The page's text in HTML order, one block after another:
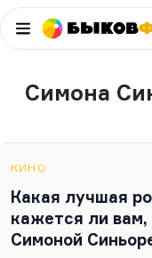
Быков
Симона
КИНО
Какая лучшая
кажется ли
Симоной